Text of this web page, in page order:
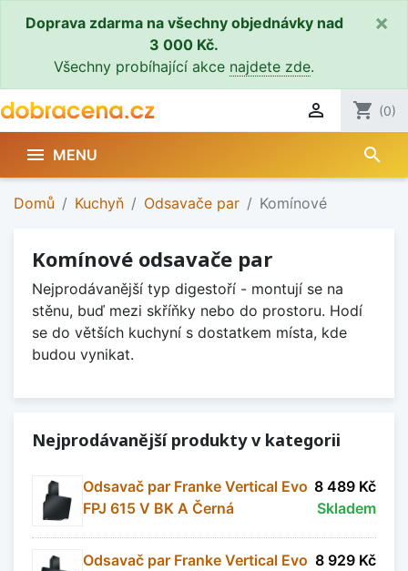
Doprava zdarma na všechny objednávky nad
3 000 Kč.
Všechny probíhající akce najdete zde.
×
 shopping_cart (0)
 MENU search
Domů Kuchyň Odsavače par Komínové
Komínové odsavače par
Nejprodávanější typ digestoří - montují se na
stěnu, buď mezi skříňky nebo do prostoru. Hodí
se do větších kuchyní s dostatkem místa, kde
budou vynikat.
Nejprodávanější produkty v kategorii
Odsavač par Franke Vertical Evo
FPJ 615 V BK A Černá
8 489 Kč
Skladem
Odsavač par Franke Vertical Evo 8 929 Kč